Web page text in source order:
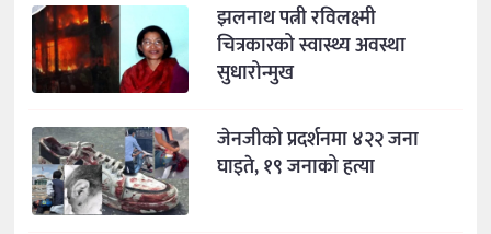
झलनाथ पत्नी रविलक्ष्मी
चित्रकारको स्वास्थ्य अवस्था
सुधारोन्मुख
जेनजीको प्रदर्शनमा ४२२ जना
घाइते, १९ जनाको हत्या